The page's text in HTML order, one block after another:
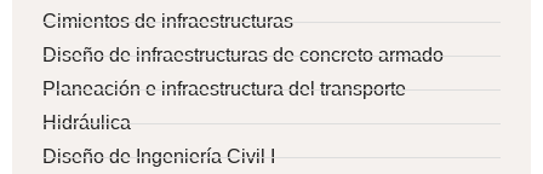
Cimientos de infraestructuras
Diseño de infraestructuras de concreto armado
Planeación e infraestructura del transporte
Hidráulica
Diseño de Ingeniería Civil I